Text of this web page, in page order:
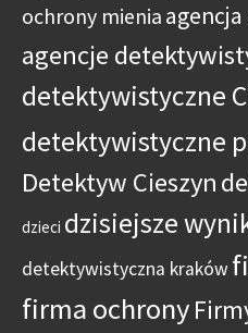
ochrony mienia
agencje
detektywistyczne
detektywistyczne
Detektyw Cieszyn
dzieci dzisiejsze
detektywistyczna kraków
firma ochrony